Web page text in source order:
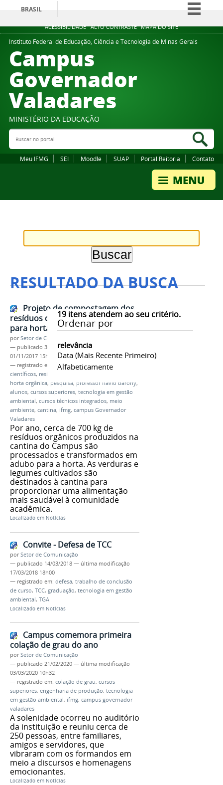
ACESSIBILIDADE ALTO CONTRASTE MAPA DO SITE
BRASIL
Simplifique!
Comunica BR
Instituto Federal de Educação, Ciência e Tecnologia de Minas Gerais
Campus
Governador
Valadares
MINISTÉRIO DA EDUCAÇÃO
Buscar no portal
Meu IFMG SEI Moodle SUAP Portal Reitoria Contato
RESULTADO DA BUSCA
19itens atendem ao seu critério.
Ordenar por
relevância
Data (mais Recente Primeiro)
Alfabeticamente
Projeto de compostagem dos
resíduos da cantina gera adubo
para horta orgânica do Campus
porSetor de Comunicação
— publicado 30/10/2017—última modificação
01/11/2017 15h33
— registrado em:
apresentação de projetos
científicos, resíduos orgânicos
horta orgânica, pesquisa, professor flávio barony,
alunos, cursos superiores, tecnologia em gestão
ambiental, cursos técnicos integrados, meio
ambiente, cantina, ifmg, campus Governador
Valadares
Por ano, cerca de 700 kg de
resíduos orgânicos produzidos na
cantina do Campus são
processados e transformados em
adubo para a horta. As verduras e
legumes cultivados são
destinados à cantina para
proporcionar uma alimentação
mais saudável à comunidade
acadêmica.
Localizado em Notícias
Convite - Defesa de TCC
porSetor de Comunicação
— publicado 14/03/2018 — última modificação
17/03/2018 18h00
— registrado em: defesa, trabalho de conclusão
de curso, TCC, graduação, tecnologia em gestão
ambiental, TGA
Localizado em Notícias
Campus comemora primeira
colação de grau do ano
porSetor de Comunicação
— publicado 21/02/2020 — última modificação
03/03/2020 10h32
— registrado em: colação de grau, cursos
superiores, engenharia de produção, tecnologia
em gestão ambiental, ifmg, campus governador
valadares
A solenidade ocorreu no auditório
da instituição e reuniu cerca de
250 pessoas, entre familiares,
amigos e servidores, que
vibraram com os formandos em
meio a discursos e homenagens
emocionantes.
Localizado em Notícias